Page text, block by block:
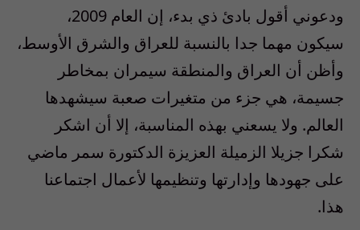
ودعوني أقول بادئ ذي بدء، إن العام 2009،
سيكون مهما جدا بالنسبة للعراق والشرق الأوسط،
وأظن أن العراق والمنطقة سيمران بمخاطر
جسيمة، هي جزء من متغيرات صعبة سيشهدها
العالم. ولا يسعني بهذه المناسبة، إلا أن اشكر
شكرا جزيلا الزميلة العزيزة الدكتورة سمر ماضي
على جهودها وإدارتها وتنظيمها لأعمال اجتماعنا
هذا.